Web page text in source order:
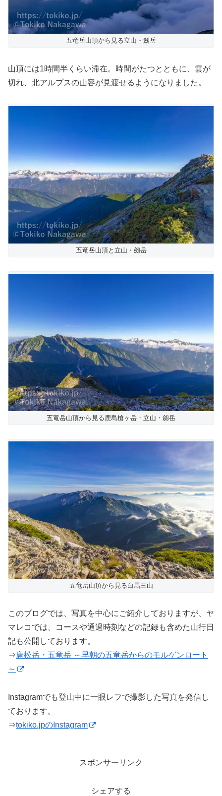
五竜岳山頂から見る立山・劔岳
山頂には1時間半くらい滞在。時間がたつとともに、雲が
切れ、北アルプスの山容が見渡せるようになりました。
五竜岳山頂と立山・劔岳
五竜岳山頂から見る鹿島槍ヶ岳・立山・劔岳
五竜岳山頂から見る白馬三山
このブログでは、写真を中心にご紹介しておりますが、ヤ
マレコでは、コースや通過時刻などの記録も含めた山行日
記も公開しております。
⇒唐松岳・五竜岳 ～早朝の五竜岳からのモルゲンロート
～
Instagramでも登山中に一眼レフで撮影した写真を発信し
ております。
⇒tokiko.jpのInstagram
スポンサーリンク
シェアする